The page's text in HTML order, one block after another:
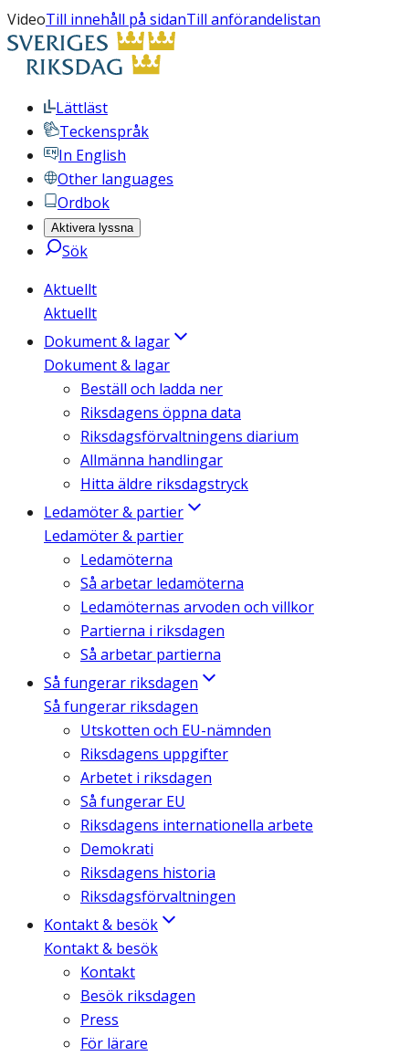
VideoTill innehåll på sidanTill anförandelistan
Lättläst
Teckenspråk
In English
Other languages
Ordbok
Aktivera lyssna
Sök
Aktuellt
Aktuellt
Dokument & lagar
Dokument & lagar
Beställ och ladda ner
Riksdagens öppna data
Riksdagsförvaltningens diarium
Allmänna handlingar
Hitta äldre riksdagstryck
Ledamöter & partier
Ledamöter & partier
Ledamöterna
Så arbetar ledamöterna
Ledamöternas arvoden och villkor
Partierna i riksdagen
Så arbetar partierna
Så fungerar riksdagen
Så fungerar riksdagen
Utskotten och EU-nämnden
Riksdagens uppgifter
Arbetet i riksdagen
Så fungerar EU
Riksdagens internationella arbete
Demokrati
Riksdagens historia
Riksdagsförvaltningen
Kontakt & besök
Kontakt & besök
Kontakt
Besök riksdagen
Press
För lärare